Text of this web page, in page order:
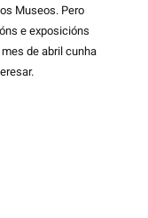
Museos. Pero
e exposicións
de abril cunha